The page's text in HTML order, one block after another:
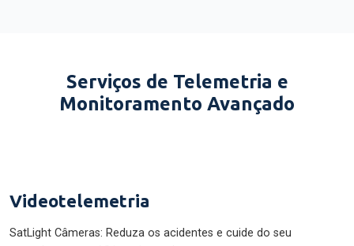
Serviços de Telemetria e
Monitoramento Avançado
Videotelemetria
SatLight Câmeras: Reduza os acidentes e cuide do seu